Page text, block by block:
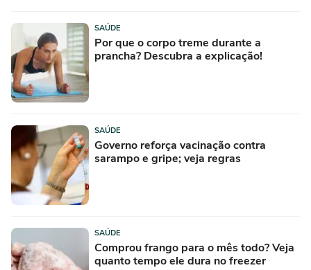
SAÚDE
Por que o corpo treme durante a
prancha? Descubra a explicação!
SAÚDE
Governo reforça vacinação contra
sarampo e gripe; veja regras
SAÚDE
Comprou frango para o mês todo? Veja
quanto tempo ele dura no freezer